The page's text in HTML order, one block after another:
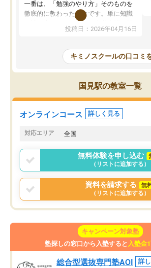
一番は、「勉強のやり方」そのものを
徹底的に教わったことです。単に知識
を詰め込むのではなく、自学自習の習
慣が身につくよう並走してくれるの
はなくなりました。
講師の方との距離も近く、親身なコー
チングのおかげで、停滞期もモチベー
ションを維持できました。「やらされ
る勉強」から「目標のための勉強」へ
意識が変わったことが、目標校への合
投稿日：2026年04月16日
キミノスクールの口コミ
国見駅の教室一覧
オンラインコース 詳しく見る
対応エリア 全国
無料体験を申し込む
（リストに追加する）
資料を請求する
無
（リストに追加する）
キャンペーン対象塾
塾探しの窓口から入塾すると 入塾金
総合型選抜専門塾AOI 詳